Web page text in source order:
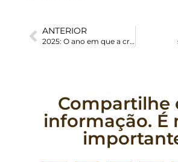
ANTERIOR
2025: O ano em que a crise climática e o endurecimento político redesenharam o mapa das Migrações
Compartilhe
informação. É